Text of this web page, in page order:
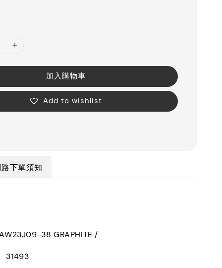
加入購物車
Add to wishlist
下單須知
38 GRAPHITE /
31493